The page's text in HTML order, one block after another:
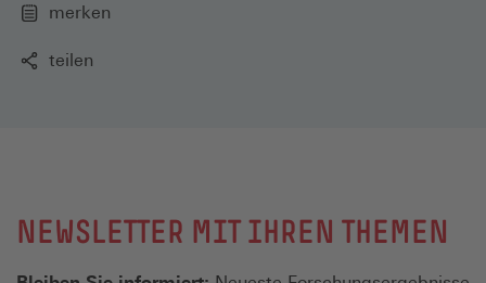
merken
teilen
NEWSLETTER MIT IHREN THEMEN